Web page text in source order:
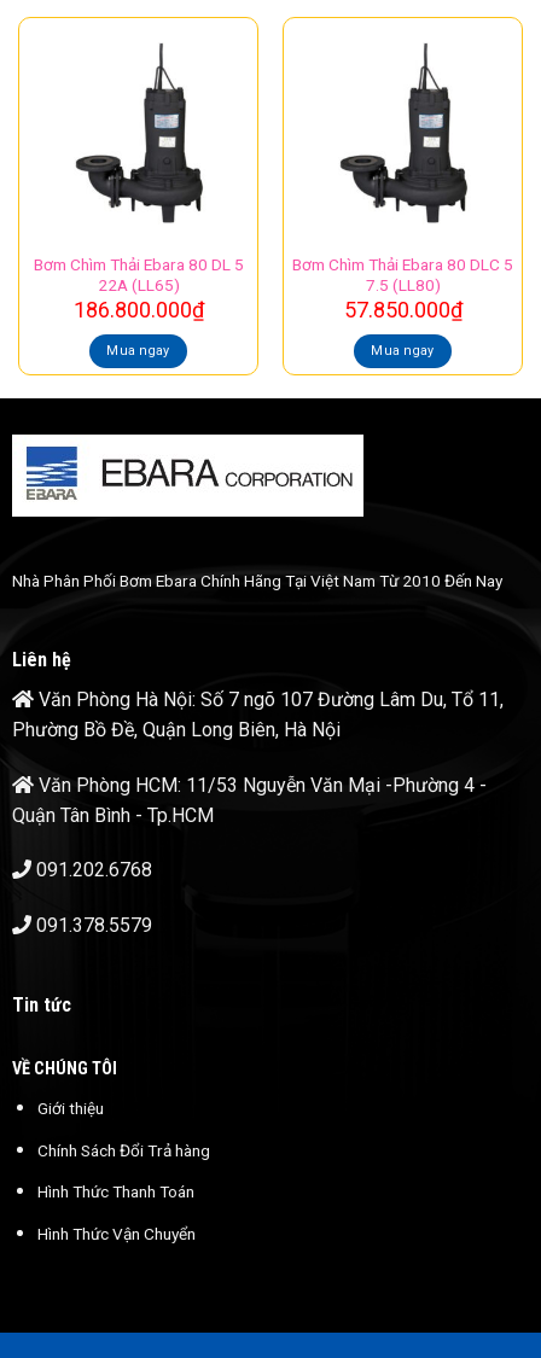
Bơm Chìm Thải Ebara 80 DL 5
22A (LL65)
186.800.000₫
Mua ngay
Bơm Chìm Thải Ebara 80 DLC 5
7.5 (LL80)
57.850.000₫
Mua ngay
Nhà Phân Phối Bơm Ebara Chính Hãng Tại Việt Nam Từ 2010 Đến Nay
Liên hệ
Văn Phòng Hà Nội: Số 7 ngõ 107 Đường Lâm Du, Tổ 11,
Phường Bồ Đề, Quận Long Biên, Hà Nội
Văn Phòng HCM: 11/53 Nguyễn Văn Mại -Phường 4 -
Quận Tân Bình - Tp.HCM
091.202.6768
091.378.5579
Tin tức
VỀ CHÚNG TÔI
Giới thiệu
Chính Sách Đổi Trả hàng
Hình Thức Thanh Toán
Hình Thức Vận Chuyển